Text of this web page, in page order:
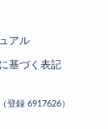
アル
基づく表記
登録 6917626）